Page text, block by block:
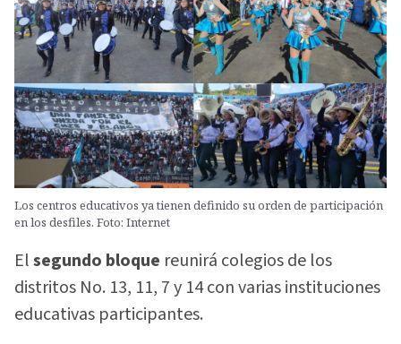
Los centros educativos ya tienen definido su orden de participación
en los desfiles. Foto: Internet
Elsegundo bloque reunirá colegios de los
distritos No. 13, 11, 7 y 14 con varias instituciones
educativas participantes.